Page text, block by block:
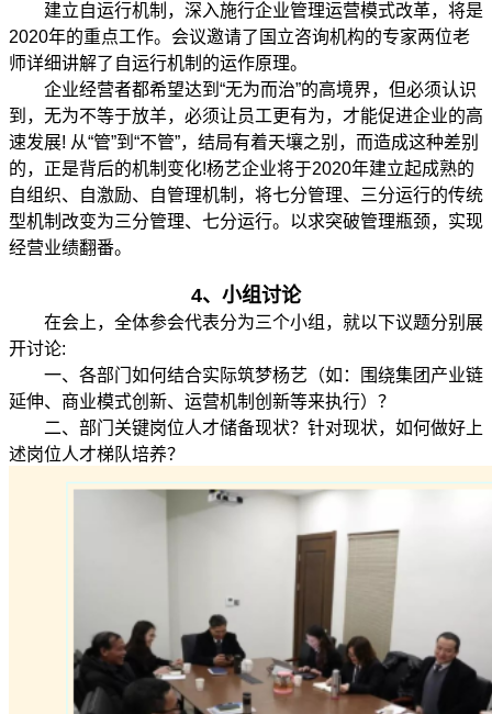
建立自运行机制，深入施行企业管理运营模式改革，将是
2020年的重点工作。会议邀请了国立咨询机构的专家两位老
师详细讲解了自运行机制的运作原理。
企业经营者都希望达到“无为而治”的高境界，但必须认识
到，无为不等于放羊，必须让员工更有为，才能促进企业的高
速发展! 从“管”到“不管”，结局有着天壤之别，而造成这种差别
的，正是背后的机制变化!杨艺企业将于2020年建立起成熟的
自组织、自激励、自管理机制，将七分管理、三分运行的传统
型机制改变为三分管理、七分运行。以求突破管理瓶颈，实现
经营业绩翻番。
4、 小组讨论
在会上，全体参会代表分为三个小组，就以下议题分别展
开讨论:
一、各部门如何结合实际筑梦杨艺（如：围绕集团产业链
延伸、商业模式创新、运营机制创新等来执行）？
二、部门关键岗位人才储备现状？针对现状，如何做好上
述岗位人才梯队培养？